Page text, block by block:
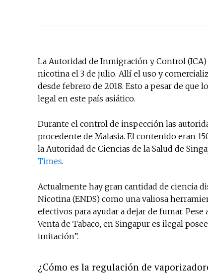
La Autoridad de Inmigración y Control
nicotina el 3 de julio. Allí el uso y
desde febrero de 2018. Esto a pesar de que
legal en este país asiático.
Durante el control de inspección las
procedente de Malasia. El contenido eran
la Autoridad de Ciencias de la Salud de
Times.
Actualmente hay gran cantidad de ciencia
Nicotina (ENDS) como una valiosa
efectivos para ayudar a dejar de fumar.
Venta de Tabaco, en Singapur es ilegal
imitación”.
¿Cómo es la regulación de